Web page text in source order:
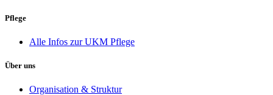
Pflege
Alle Infos zur UKM Pflege
Über uns
Organisation & Struktur